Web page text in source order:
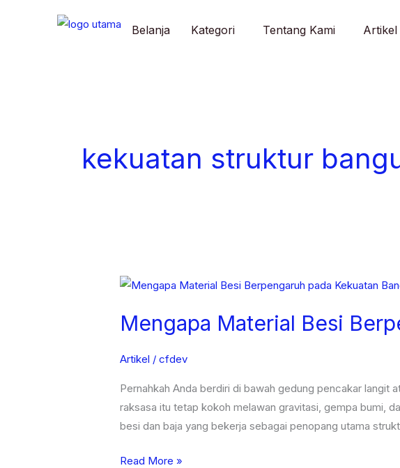
Belanja Kategori Tentang Kami Artikel
kekuatan struktur
Mengapa Material Besi
Artikel /cfdev
Pernahkah Anda berdiri di bawah gedung pencakar langit
raksasa itu tetap kokoh melawan gravitasi, gempa bumi,
besi dan baja yang bekerja sebagai penopang utama
Mengapa
Besi
Berpengaruh
pada
Bangunan
Read More »